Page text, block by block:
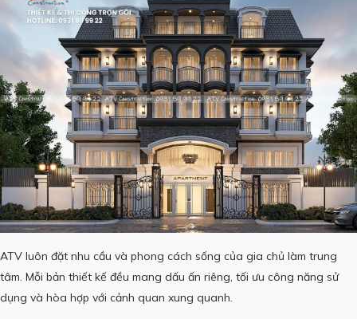
ATV luôn đặt nhu cầu và phong cách sống của gia chủ làm trung
tâm. Mỗi bản thiết kế đều mang dấu ấn riêng, tối ưu công năng sử
dụng và hòa hợp với cảnh quan xung quanh.